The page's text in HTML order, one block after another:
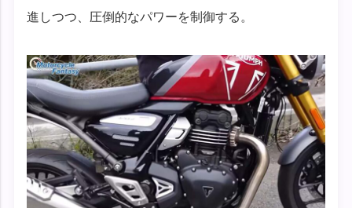
進しつつ、圧倒的なパワーを制御する。